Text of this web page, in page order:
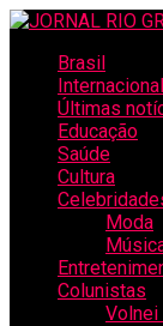
Brasil
Internacional
Últimas
Educação
Saúde
Cultura
Moda
Colunistas
Volnei